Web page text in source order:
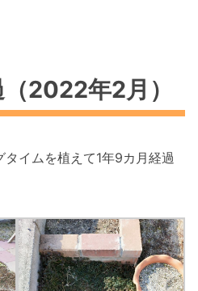
2022年2月）
イムを植えて1年9カ月経過